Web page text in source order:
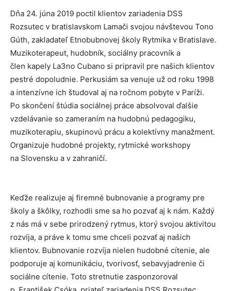
Dňa 24. júna 2019 poctil klientov zariadenia DSS
Rozsutec v bratislavskom Lamači svojou návštevou Tono
Gúth, zakladateľ Etnobubnovej školy Rytmika v Bratislave.
Muzikoterapeut, hudobník, sociálny pracovník a
člen kapely La3no Cubano si pripravil pre našich klientov
pestré dopoludnie. Perkusiám sa venuje už od roku 1998
a intenzívne ich študoval aj na ročnom pobyte v Paríži.
Po skončení štúdia sociálnej práce absolvoval ďalšie
vzdelávanie so zameraním na hudobnú pedagogiku,
muzikoterapiu, skupinovú prácu a kolektívny manažment.
Organizuje hudobné projekty, rytmické workshopy
na Slovensku a v zahraničí.
Keďže realizuje aj firemné bubnovanie a programy pre
školy a škôlky, rozhodli sme sa ho pozvať aj k nám. Každý
z nás má v sebe prirodzený rytmus, ktorý svojou aktivitou
rozvíja, a práve k tomu sme chceli pozvať aj našich
klientov. Bubnovanie rozvíja nielen hudobné cítenie, ale
podporuje aj komunikáciu, tvorivosť, sebavyjadrenie či
sociálne cítenie. Toto stretnutie zasponzoroval